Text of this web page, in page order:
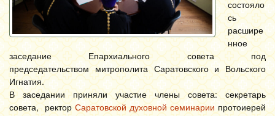
состояло
сь
расшире
нное
заседание Епархиального совета под
председательством митрополита Саратовского и Вольского
Игнатия.
В заседании приняли участие члены совета: секретарь
совета, ректор Саратовской духовной семинарии протоиерей